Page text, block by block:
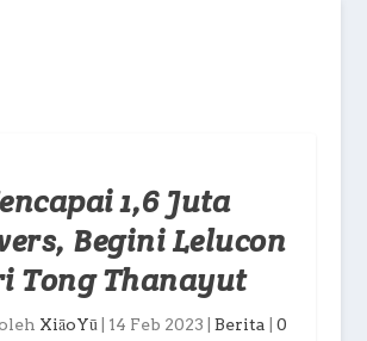
1,6 Juta
Begini Lelucon
Tong Thanayut
XiāoYū 14 Feb 2023 |Berita |0